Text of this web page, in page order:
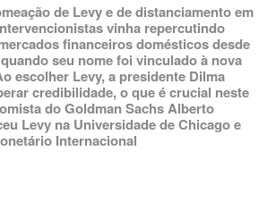
de Levy e de distanciamento em
vinha repercutindo
financeiros domésticos desde
seu nome foi vinculado à nova
escolher Levy, a presidente Dilma
credibilidade, o que é crucial neste
do Goldman Sachs Alberto
Levy na Universidade de Chicago e
Internacional